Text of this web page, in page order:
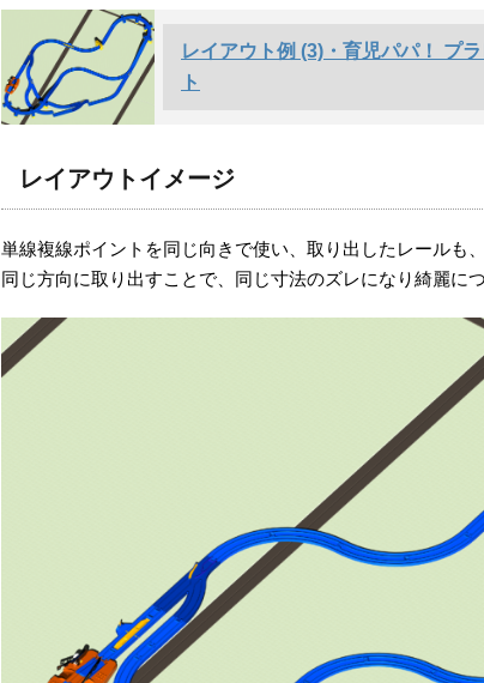
レイアウト例 (3)・育児パパ！ プ
ト
レイアウトイメージ
単線複線ポイントを同じ向きで使い、取り出したレールも、
同じ方向に取り出すことで、同じ寸法のズレになり綺麗につ